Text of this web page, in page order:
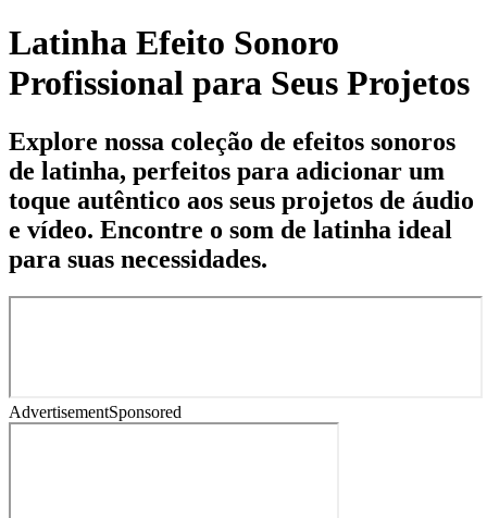
Latinha Efeito Sonoro
Profissional para Seus Projetos
Explore nossa coleção de efeitos sonoros
de latinha, perfeitos para adicionar um
toque autêntico aos seus projetos de áudio
e vídeo. Encontre o som de latinha ideal
para suas necessidades.
AdvertisementSponsored